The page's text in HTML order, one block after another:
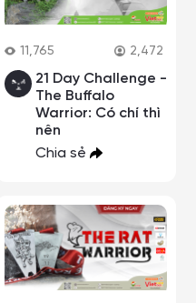
11,765 2,472
21 Day Challenge -
The Buffalo
Warrior: Có chí thì
nên
Chia sẻ